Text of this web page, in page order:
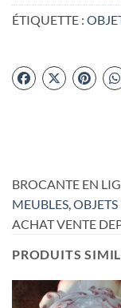
ÉTIQUETTE :
BROCANTE EN
MEUBLES
ACHAT VENTE
PRODUITS